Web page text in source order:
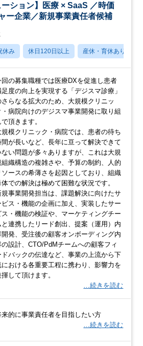
ーション】医療 × SaaS ／時価
ー企業／新規事業責任者候補
休み 休日120日以上 産休・育休あり
回の募集職種では医療DXを促進し患者
足度の向上を実現する「デジスマ診療」
さらなる拡大のため、大規模クリニッ
・病院向けのデジスマ事業開発に取り組
で頂きます。
規模クリニック・病院では、患者の待ち
間が長いなど、長年に亘って解決できて
ない問題が多々ありますが、これは大規
組織構造の複雑さや、予算の制約、人的
ソースの希薄さを起因としており、組織
体での解決は極めて困難な状況です。
規事業開発担当は、課題解決に向けたサ
ビス・機能の企画に加え、実装したサー
ス・機能の検証や、マーケティングチー
と連携したリード創出、提案（運用）内
開発、受注後の顧客オンボーディング内
の設計、CTO/PdMチームへの顧客フィ
ドバックの伝達など、事業の上流から下
における各重要工程に携わり、影響力を
揮して頂けます。
…続きを読む
来的に事業責任者を目指したい方
…続きを読む